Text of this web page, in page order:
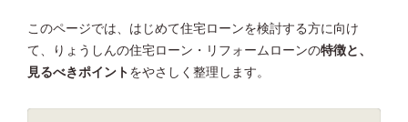
このページでは、はじめて住宅ローンを検討する方に向け
て、りょうしんの住宅ローン・リフォームローンの特徴と、
見るべきポイント をやさしく整理します。